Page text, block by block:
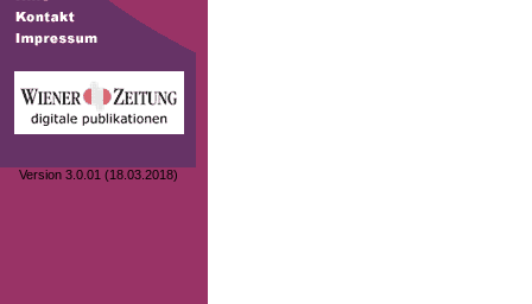
Version 3.0.01 (18.03.2018)